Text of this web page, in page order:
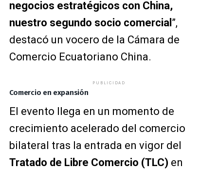
negocios estratégicos con China,
nuestro segundo socio comercial ”,
destacó un vocero de la Cámara de
Comercio Ecuatoriano China.
PUBLICIDAD
Comercio en expansión
El evento llega en un momento de
crecimiento acelerado del comercio
bilateral tras la entrada en vigor del
Tratado de Libre Comercio (TLC) en